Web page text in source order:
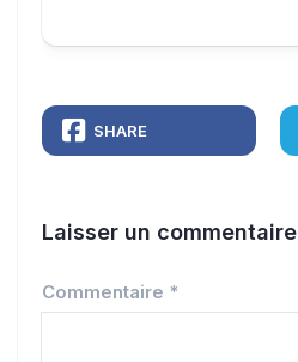
SHARE
Laisser un commentaire
Commentaire *